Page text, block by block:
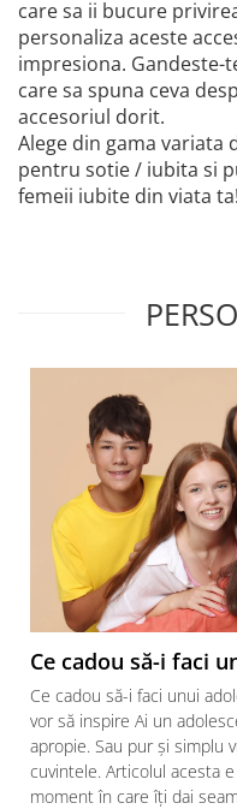
care sa ii bucure
personaliza aceste
impresiona. Gandeste-
care sa spuna ceva
accesoriul dorit.
Alege din gama variata
pentru sotie / iubita si
femeii iubite din viata ta!
Ce cadou să-i faci
Ce cadou să-i faci unui
vor să inspire Ai un
apropie. Sau pur și simplu
cuvintele. Articolul acesta
moment în care îți dai